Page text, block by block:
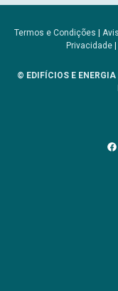
Termos e Condições |
Privacidade|
© EDIFÍCIOS E ENERGIA